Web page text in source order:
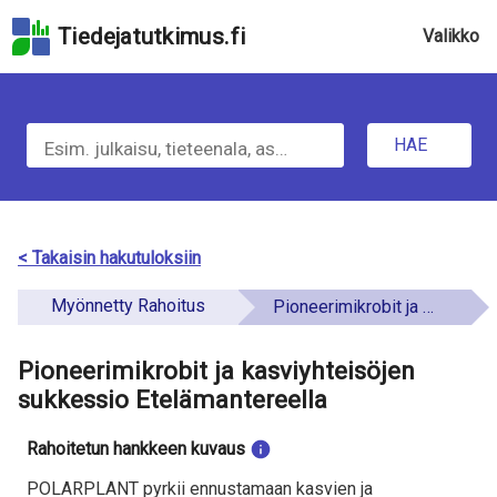
hakukenttään
pääsisältöön
Hyppää
saavutettavuusselosteeseen
Tiedejatutkimus.fi Valikko
H
a
e
t
t
o
a
HAE
< Takaisin hakutuloksiin
Myönnetty Rahoitus Pioneerimikrobit ja kasviyhteisöjen sukkessio Etelämantereella
Pioneerimikrobit ja kasviyhteisöjen
sukkessio Etelämantereella
Rahoitetun hankkeen kuvaus
POLARPLANT pyrkii ennustamaan kasvien ja